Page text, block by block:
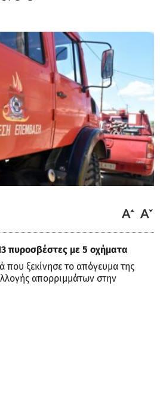
πυροσβέστες με 5 οχήματα
που ξεκίνησε το απόγευμα της
απορριμμάτων στην